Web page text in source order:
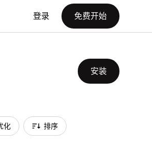
登录 免费开始
安装
化 排序